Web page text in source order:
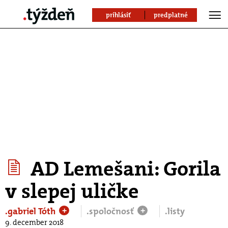
prihlásiť predplatné
AD Lemešani: Gorila
v slepej uličke
.gabriel Tóth + .spoločnosť + .listy
9. december 2018